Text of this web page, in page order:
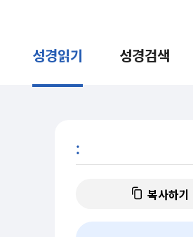
성경읽기 성경검색
:
복사하기